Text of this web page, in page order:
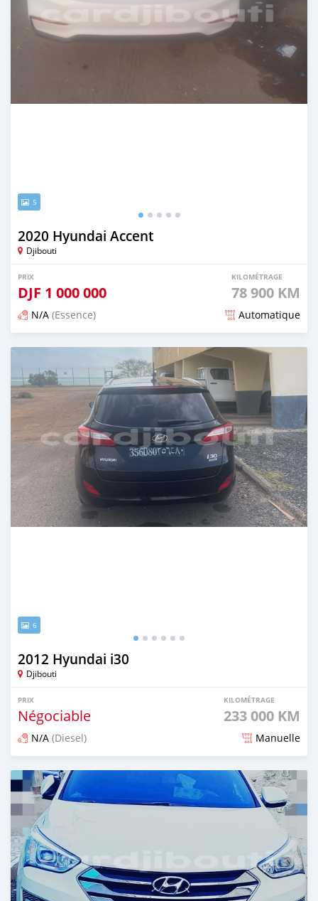
5
2020 Hyundai Accent
Djibouti
PRIX
DJF 1 000 000
KILOMÉTRAGE
78 900 KM
N/A (Essence) Automatique
Publié il y a 6 mois
6
2012 Hyundai i30
Djibouti
PRIX
Négociable
KILOMÉTRAGE
233 000 KM
N/A (Diesel) Manuelle
Publié il y a 6 mois